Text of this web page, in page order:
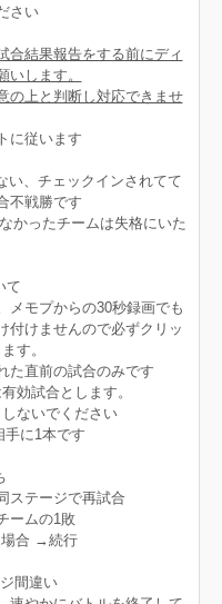
さい
合結果報告をする前にディ
いします。
の上と判断し対応できませ
に従います
い、チェックインされてて
不戦勝です
かったチームは失格にいた
て
メモプからの30秒録画でも
付けませんので必ずクリッ
す。
た直前の試合のみです
効試合とします。
ないでください
手に1本です
ステージで再試合
ームの1敗
場合 →続行
間違い